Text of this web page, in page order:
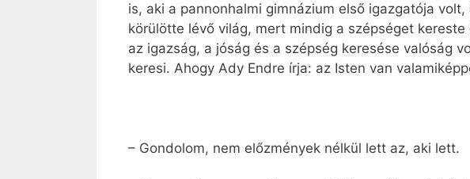
is, aki a pannonhalmi gimnázium első igazgatója
körülötte lévő világ, mert mindig a szépséget
az igazság, a jóság és a szépség keresése valóság
keresi. Ahogy Ady Endre írja: az Isten van
– Gondolom, nem előzmények nélkül lett az, aki lett.